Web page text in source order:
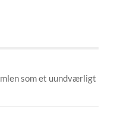
som et uundværligt